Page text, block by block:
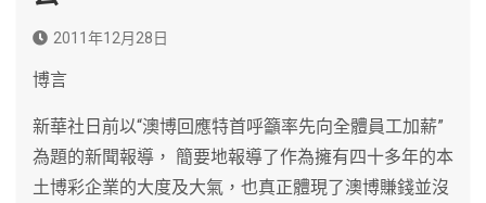
2011年12月28日
博言
新華社日前以“澳博回應特首呼籲率先向全體員工加薪”
為題的新聞報導， 簡要地報導了作為擁有四十多年的本
土博彩企業的大度及大氣，也真正體現了澳博賺錢並沒